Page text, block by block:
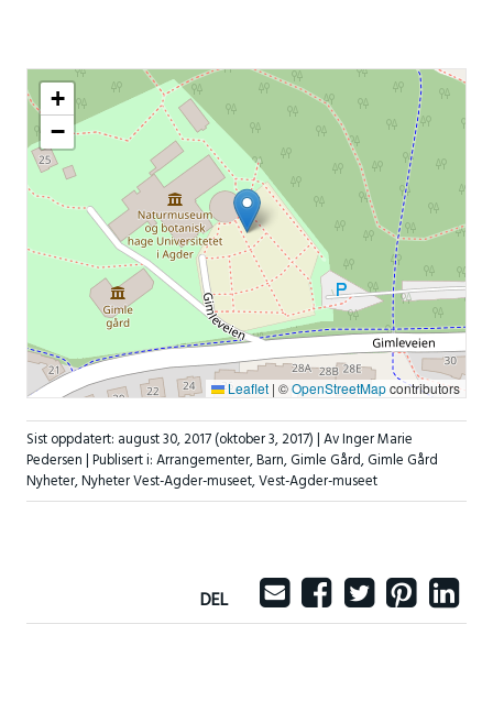
+
−
Leaflet | ©OpenStreetMapcontributors
Sist oppdatert: august 30, 2017(oktober 3, 2017)| Av Inger Marie
Pedersen |Publisert i:Arrangementer,Barn,Gimle Gård,Gimle Gård
Nyheter,Nyheter Vest-Agder-museet,Vest-Agder-museet
DEL